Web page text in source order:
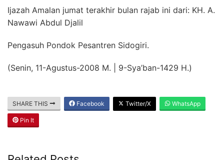
Ijazah Amalan jumat terakhir bulan rajab ini dari: KH. A.
Nawawi Abdul Djalil
Pengasuh Pondok Pesantren Sidogiri.
(Senin, 11-Agustus-2008 M. | 9-Sya’ban-1429 H.)
SHARE THIS Facebook Twitter/X WhatsApp
Pin It